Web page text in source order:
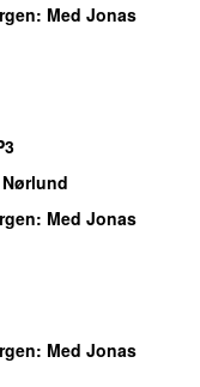
: Med Jonas
: Med Jonas
: Med Jonas